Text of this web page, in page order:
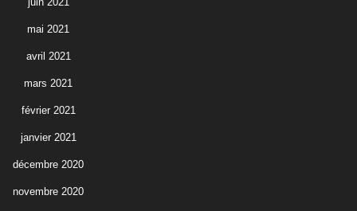
mai 2021
avril 2021
mars 2021
février 2021
janvier 2021
décembre 2020
novembre 2020